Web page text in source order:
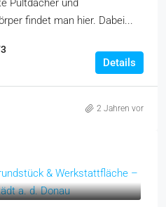
Pultdächer und
findet man hier. Dabei...
Details
2 Jahren vor